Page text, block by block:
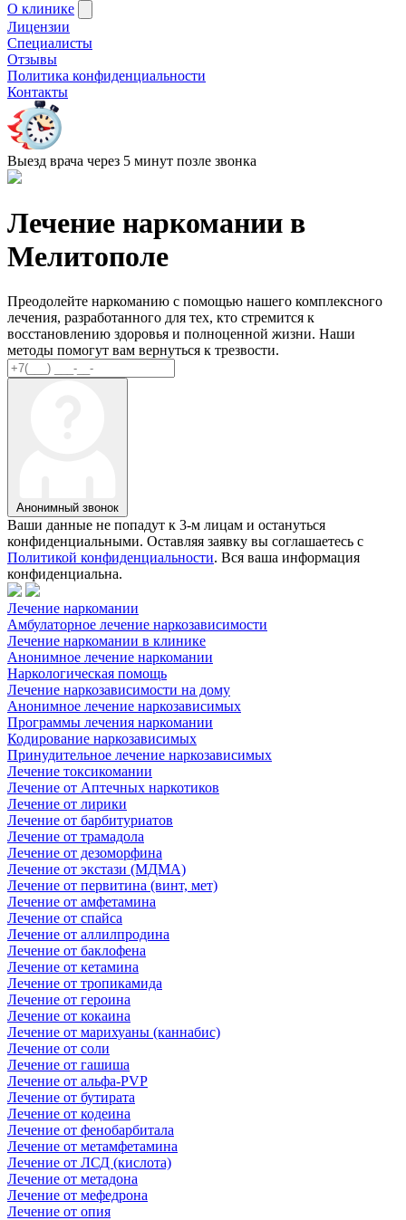
О клинике
Лицензии
Специалисты
Отзывы
Политика конфиденциальности
Контакты
Выезд врача через 5 минут позле звонка
Лечение наркомании в
Мелитополе
Преодолейте наркоманию с помощью нашего комплексного
лечения, разработанного для тех, кто стремится к
восстановлению здоровья и полноценной жизни. Наши
методы помогут вам вернуться к трезвости.
Анонимный звонок
Ваши данные не попадут к 3-м лицам и остануться
конфиденциальными. Оставляя заявку вы соглашаетесь с
Политикой конфиденциальности. Вся ваша информация
конфиденциальна.
Лечение наркомании
Амбулаторное лечение наркозависимости
Лечение наркомании в клинике
Анонимное лечение наркомании
Наркологическая помощь
Лечение наркозависимости на дому
Анонимное лечение наркозависимых
Программы лечения наркомании
Кодирование наркозависимых
Принудительное лечение наркозависимых
Лечение токсикомании
Лечение от Аптечных наркотиков
Лечение от лирики
Лечение от барбитуриатов
Лечение от трамадола
Лечение от дезоморфина
Лечение от экстази (МДМА)
Лечение от первитина (винт, мет)
Лечение от амфетамина
Лечение от спайса
Лечение от аллилпродина
Лечение от баклофена
Лечение от кетамина
Лечение от тропикамида
Лечение от героина
Лечение от кокаина
Лечение от марихуаны (каннабис)
Лечение от соли
Лечение от гашиша
Лечение от альфа-PVP
Лечение от бутирата
Лечение от кодеина
Лечение от фенобарбитала
Лечение от метамфетамина
Лечение от ЛСД (кислота)
Лечение от метадона
Лечение от мефедрона
Лечение от опия